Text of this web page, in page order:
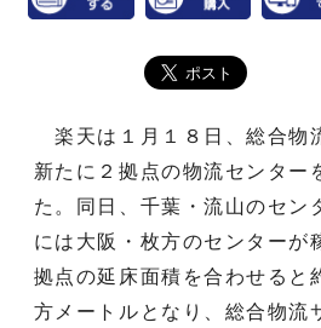
楽天は１月１８日、総合物
新たに２拠点の物流センター
た。同日、千葉・流山のセン
には大阪・枚方のセンターが
拠点の延床面積を合わせると
方メートルとなり、総合物流